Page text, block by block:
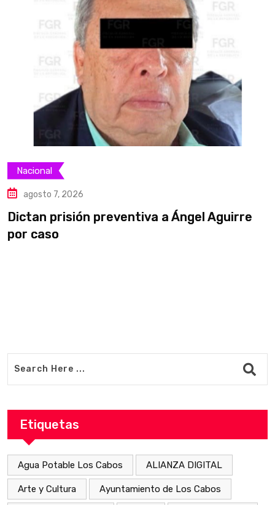
Nacional
agosto 7, 2026
Dictan prisión preventiva a Ángel Aguirre
por caso
Etiquetas
Agua Potable Los Cabos ALIANZA DIGITAL
Arte y Cultura Ayuntamiento de Los Cabos